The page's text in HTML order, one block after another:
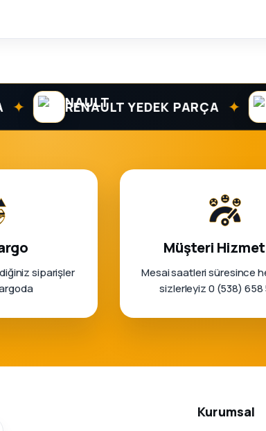
RENAULT YEDEK PARÇA ✦
siparişler
Müşteri
Mesai saatleri süresince
sizlerleyiz 0 (538) 658
Kurumsal